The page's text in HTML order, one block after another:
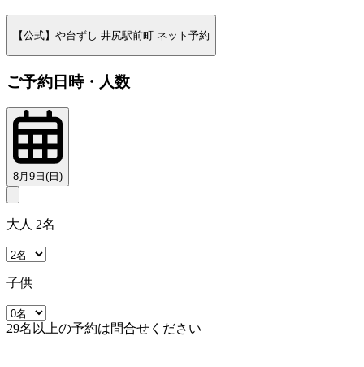
【公式】や台ずし 井尻駅前町 ネット予約
ご予約日時・人数
8月9日(日)
大人 2名
子供
29名以上の予約は問合せください